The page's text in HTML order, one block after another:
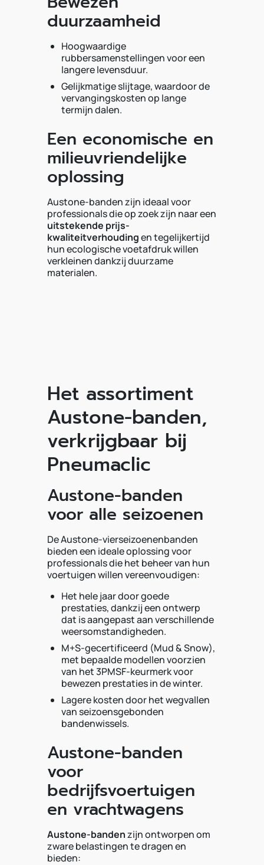
duurzaamheid
Hoogwaardige
rubbersamenstellingen voor een
langere levensduur.
Gelijkmatige slijtage, waardoor de
vervangingskosten op lange
termijn dalen.
Een economische en
milieuvriendelijke
oplossing
Austone-banden zijn ideaal voor
professionals die op zoek zijn naar een
uitstekende prijs-
kwaliteitverhoudingen tegelijkertijd
hun ecologische voetafdruk willen
verkleinen dankzij duurzame
materialen.
Het assortiment
Austone-banden,
verkrijgbaar bij
Pneumaclic
Austone-banden
voor alle seizoenen
De Austone-vierseizoenenbanden
bieden een ideale oplossing voor
professionals die het beheer van hun
voertuigen willen vereenvoudigen:
Het hele jaar door goede
prestaties, dankzij een ontwerp
dat is aangepast aan verschillende
weersomstandigheden.
M+S-gecertificeerd (Mud & Snow),
met bepaalde modellen voorzien
van het 3PMSF-keurmerk voor
bewezen prestaties in de winter.
Lagere kosten door het wegvallen
van seizoensgebonden
bandenwissels.
Austone-banden
voor
bedrijfsvoertuigen
en vrachtwagens
Austone-bandenzijn ontworpen om
zware belastingen te dragen en
bieden: